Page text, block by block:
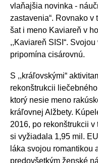
vlaňajšia novinka -
zastavenia“. Rovnako
šat i meno Kaviareň v
,,Kaviareň SISI“.
pripomína cisárovnú.
S ,,kráľovskými“
rekonštrukcii
ktorý nesie meno
kráľovnej Alžbety.
2016, po rekonštrukcii v
si vyžiadala 1,95 mil.
láka svojou romantikou
predovšetkým ženské